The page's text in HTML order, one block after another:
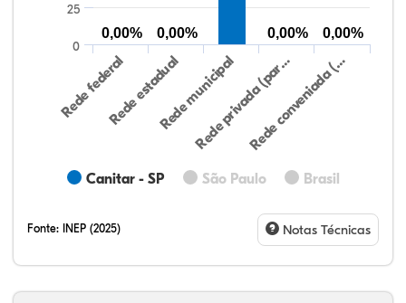
Canitar - SP São Paulo Brasil
Rede federalRede estadualRede municipal
Rede privada (par…Rede conveniada (…
0
25
0,00% 0,00% 0,00% 0,00%
Fonte: INEP (2025) Notas Técnicas